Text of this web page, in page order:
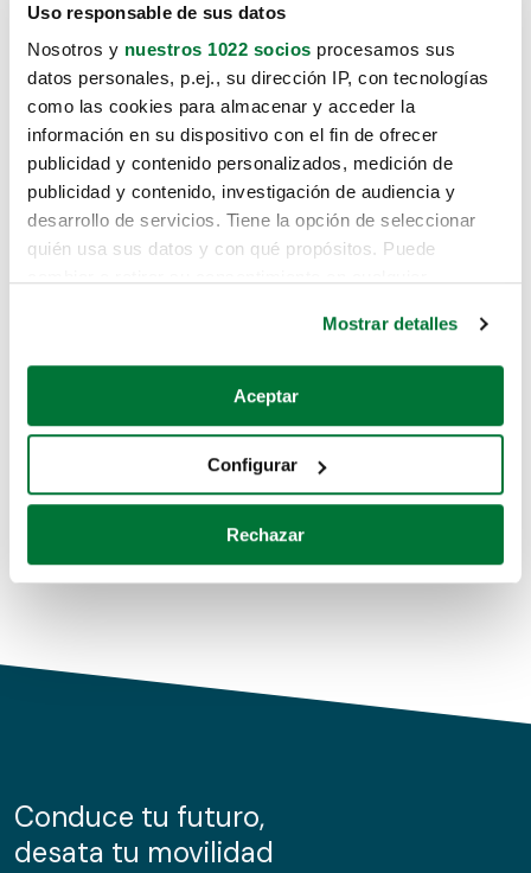
Uso responsable de sus datos
Nosotros y nuestros 1022 socios procesamos sus
datos personales, p.ej., su dirección IP, con tecnologías
como las cookies para almacenar y acceder la
información en su dispositivo con el fin de ofrecer
publicidad y contenido personalizados, medición de
publicidad y contenido, investigación de audiencia y
desarrollo de servicios. Tiene la opción de seleccionar
quién usa sus datos y con qué propósitos. Puede
Si lo permite, también quisiéramos:
Recopilar información sobre su ubicación geográfica
Identificar su dispositivo analizándolo activamente
para buscar características específicas (huellas
Obtenga más información sobre cómo se procesan sus
de cookies.
información sobre el uso que haga del sitio web con
nuestros partners de redes sociales, publicidad y análisis
Mostrar detalles
Aceptar
Configurar
Rechazar
Lo sentimos, no sabemos como
te hemos traido hasta aquí.
Pero puedes encontrar el coche que estás
buscando en alguno de estos enlaces:
Coches de segunda mano
Coches de km0
Conduce tu futuro,
desata tu movilidad